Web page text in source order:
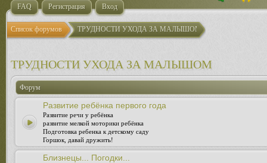
FAQ Регистрация Вход
Список форумов ТРУДНОСТИ УХОДА ЗА МАЛЫШОМ
ТРУДНОСТИ УХОДА ЗА МАЛЫШОМ
Форум
Развитие ребёнка первого года
Развитие речи у ребёнка
развитие мелкой моторики ребёнка
Подготовка ребенка к детскому саду
Горшок, давай дружить!
Близнецы... Погодки...